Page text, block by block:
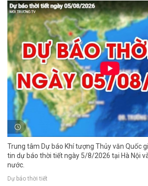
Trung tâm Dự báo Khí tượng Thủy văn Quốc
tin dự báo thời tiết ngày 5/8/2026 tại Hà Nội
nước.
Dự báo thời tiết